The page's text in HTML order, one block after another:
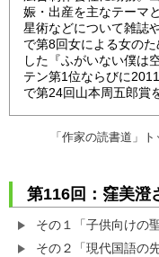
娠・出産を主なテーマ
星術などについて雑誌
で第8回女による女の
した『ふがいない僕は
テン第1位ならびに
で第24回山本周五郎賞
「作家の読書道」
第116回：窪美澄
その１「子供向けの
その２「現代国語の